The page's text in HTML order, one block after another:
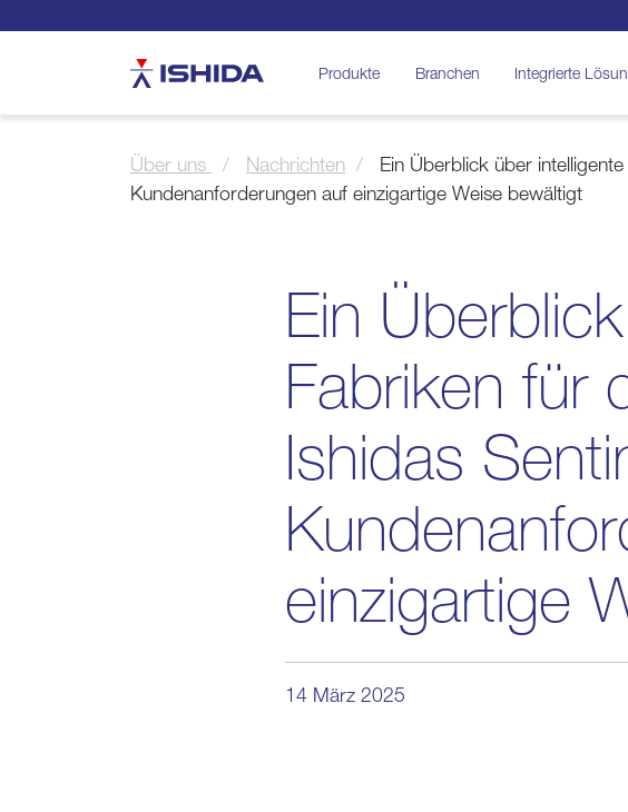
Produkte Branchen Integrierte
Über uns Nachrichten
Ein Überblick über
Kundenanforderungen auf einzigartige Weise bewältigt
Ein
Fabriken für
Ishidas
einzigartige
14 März 2025